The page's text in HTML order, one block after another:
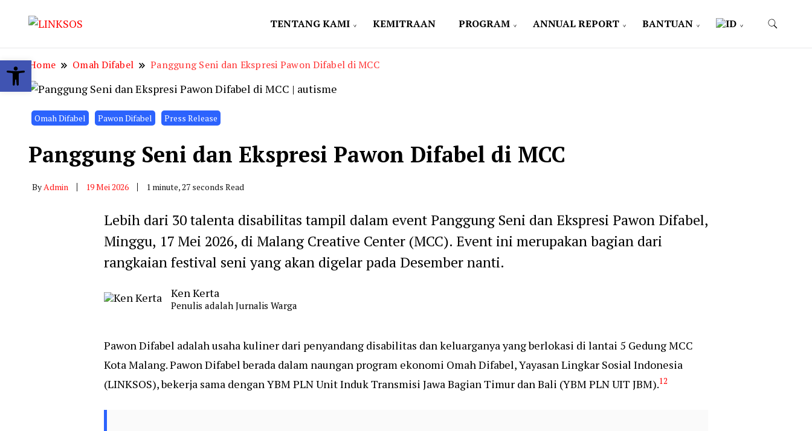
Open toolbar
TENTANG KAMI KEMITRAAN PROGRAM ANNUAL REPORT BANTUAN
Home Omah Difabel Panggung Seni dan Ekspresi Pawon Difabel di MCC
Omah Difabel Pawon Difabel Press Release
Panggung Seni dan Ekspresi Pawon Difabel di MCC
ByAdmin 19 Mei 2026 1 minute, 27 seconds Read
Lebih dari 30 talenta disabilitas tampil dalam event Panggung Seni dan Ekspresi Pawon Difabel,
Minggu, 17 Mei 2026, di Malang Creative Center (MCC). Event ini merupakan bagian dari
rangkaian festival seni yang akan digelar pada Desember nanti.
Ken Kerta
Penulis adalah Jurnalis Warga
Pawon Difabel adalah usaha kuliner dari penyandang disabilitas dan keluarganya yang berlokasi di lantai 5 Gedung MCC
Kota Malang. Pawon Difabel berada dalam naungan program ekonomi Omah Difabel, Yayasan Lingkar Sosial Indonesia
(LINKSOS), bekerja sama dengan YBM PLN Unit Induk Transmisi Jawa Bagian Timur dan Bali (YBM PLN UIT JBM).12